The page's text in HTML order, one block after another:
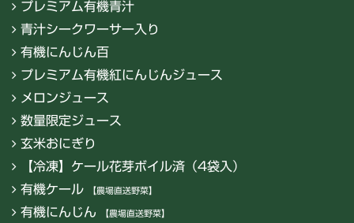
プレミアム有機青汁
青汁シークワーサー入り
有機にんじん百
プレミアム有機紅にんじんジュース
メロンジュース
数量限定ジュース
玄米おにぎり
【冷凍】ケール花芽ボイル済（4袋入）
有機ケール
【農場直送野菜】
有機にんじん 【農場直送野菜】